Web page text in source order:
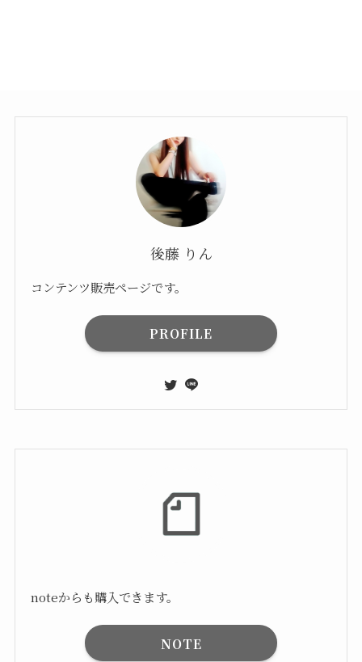
後藤 りん
コンテンツ販売ページです。
PROFILE
noteからも購入できます。
NOTE